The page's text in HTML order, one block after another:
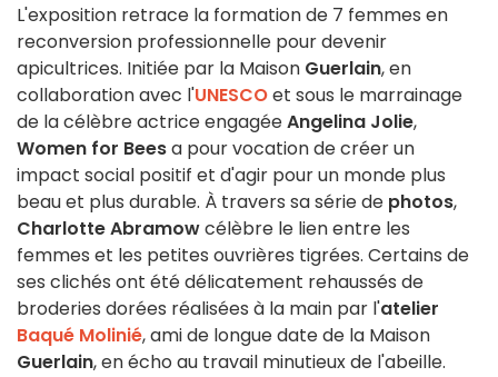
L'exposition retrace la formation de 7 femmes en
reconversion professionnelle pour devenir
apicultrices. Initiée par la Maison Guerlain, en
collaboration avec l'UNESCOet sous le marrainage
de la célèbre actrice engagéeAngelina Jolie,
Women for Beesa pour vocation de créer un
impact social positif et d'agir pour un monde plus
beau et plus durable. À travers sa série de photos,
Charlotte Abramowcélèbre le lien entre les
femmes et les petites ouvrières tigrées. Certains de
ses clichés ont été délicatement rehaussés de
broderies dorées réalisées à la main par l'atelier
Baqué Molinié, ami de longue date de la Maison
Guerlain, en écho au travail minutieux de l'abeille.